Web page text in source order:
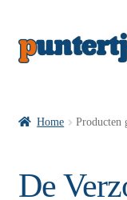
Home Producten
De